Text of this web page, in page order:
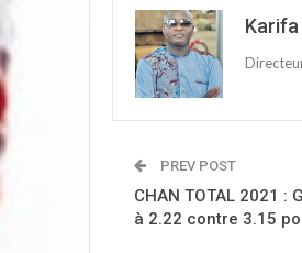
PREV POST
CHAN TOTAL 2021
à 2.22 contre 3.15